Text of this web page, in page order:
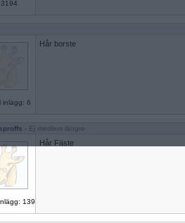
inlägg: 6
Hår borste
- Ej medlem längre
139
Hår Fäste